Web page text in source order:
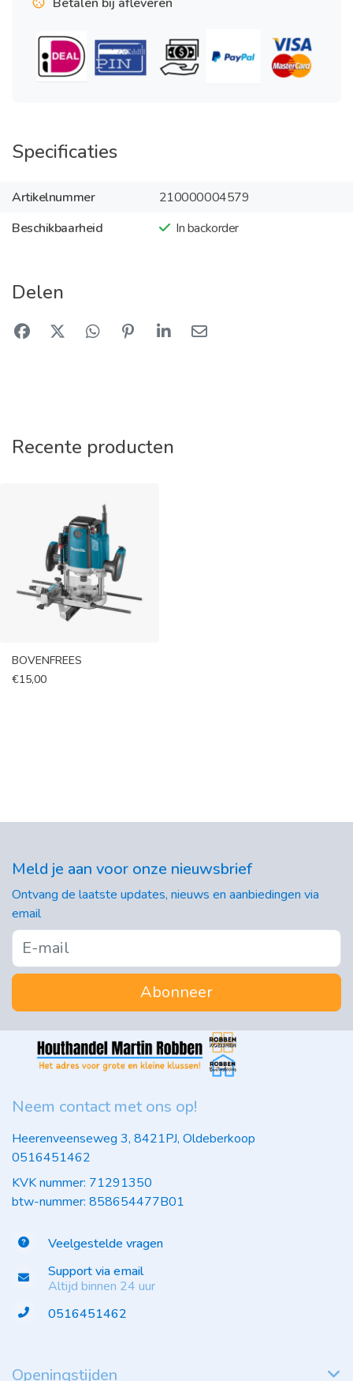
Specificaties
Artikelnummer
210000004579
Beschikbaarheid
In backorder
Delen
Recente producten
BOVENFREES
€15,00
Meld je aan voor onze nieuwsbrief
Ontvang de laatste updates, nieuws en aanbiedingen via
email
Abonneer
Neem contact met ons op!
Heerenveenseweg 3, 8421PJ, Oldeberkoop
0516451462
KVK nummer: 71291350
btw-nummer: 858654477B01
Veelgestelde vragen
Support via email
Altijd binnen 24 uur
0516451462
Openingstijden